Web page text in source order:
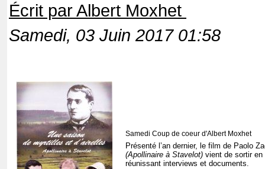
Écrit par Albert Moxhet
Samedi, 03 Juin 2017 01:58
Samedi Coup de coeur d'Albert Moxhet
Présenté l’an dernier, le film de Paolo
(Apollinaire à Stavelot) vient de sortir en
réunissant interviews et documents.